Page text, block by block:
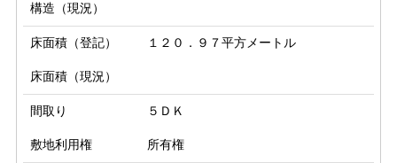
構造（現況）
床面積（登記） １２０．９７平方メートル
床面積（現況）
間取り ５ＤＫ
敷地利用権 所有権